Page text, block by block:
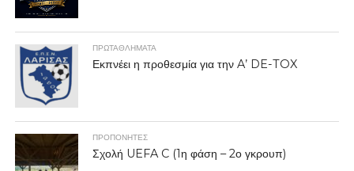
ΠΡΩΤΑΘΛΉΜΑΤΑ
Εκπνέει η προθεσμία για την A’ DE-TOX
ΠΡΟΠΟΝΗΤΈΣ
Σχολή UEFA C (1η φάση – 2ο γκρουπ)